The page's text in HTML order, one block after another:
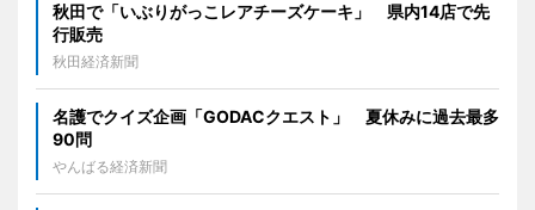
秋田で「いぶりがっこレアチーズケーキ」 県内14店で先
行販売
秋田経済新聞
名護でクイズ企画「GODACクエスト」 夏休みに過去最多
90問
やんばる経済新聞